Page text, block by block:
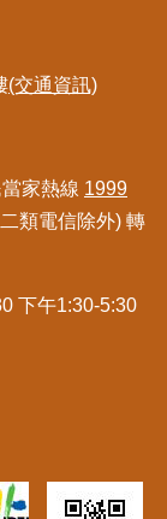
(交通資訊)
家熱線 1999
類電信除外) 轉
下午1:30-5:30